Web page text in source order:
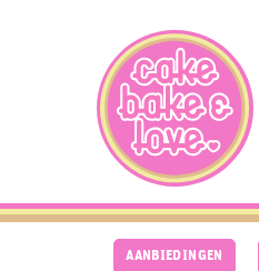
AANBIEDINGEN